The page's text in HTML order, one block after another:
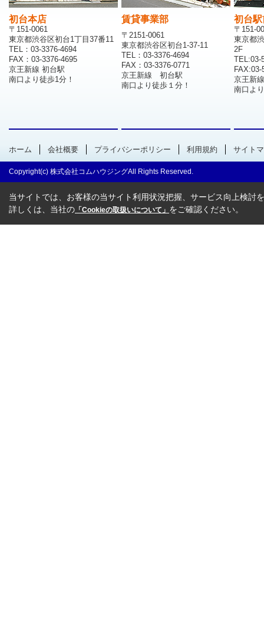
初台本店
〒151-0061
東京都渋谷区初台1丁目37番11
TEL：03-3376-4694
FAX：03-3376-4695
京王新線 初台駅
南口より徒歩1分！
賃貸事業部
〒2151-0061
東京都渋谷区初台1-37-11
TEL：03-3376-4694
FAX：03-3376-0771
京王新線 初台駅
南口より徒歩１分！
初台
〒151-
東京都
2F
TEL:03-
FAX:03-
京王新
南口よ
ホーム 会社概要 プライバシーポリシー 利用規約 サイト
Copyright(c) 株式会社コムハウジングAll Rights Reserved.
当サイトでは、お客様の当サイト利用状況把握、サービス向上検討
詳しくは、当社の 「Cookieの取扱いについて」 をご確認ください。